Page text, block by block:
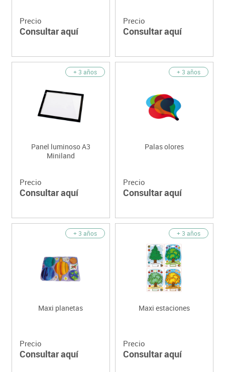
Precio
Consultar aquí
Precio
Consultar aquí
+ 3 años
Panel luminoso A3
Miniland
Precio
Consultar aquí
+ 3 años
Palas olores
Precio
Consultar aquí
+ 3 años
Maxi planetas
Precio
Consultar aquí
+ 3 años
Maxi estaciones
Precio
Consultar aquí